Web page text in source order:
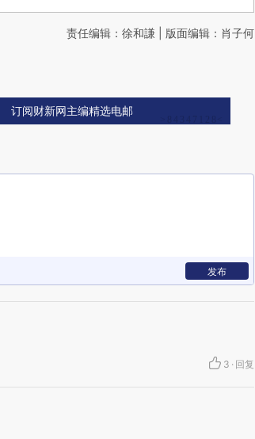
责任编辑：徐和謙 | 版面编辑：肖子何
订阅财新网主编精选电邮
发布
3 · 回复